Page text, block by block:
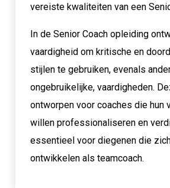
vereiste kwaliteiten van een
In de Senior Coach opleiding
vaardigheid om kritische en
stijlen te gebruiken, evenals
ongebruikelijke, vaardigheden.
ontworpen voor coaches die hun
willen professionaliseren en
essentieel voor diegenen die
ontwikkelen als teamcoach.